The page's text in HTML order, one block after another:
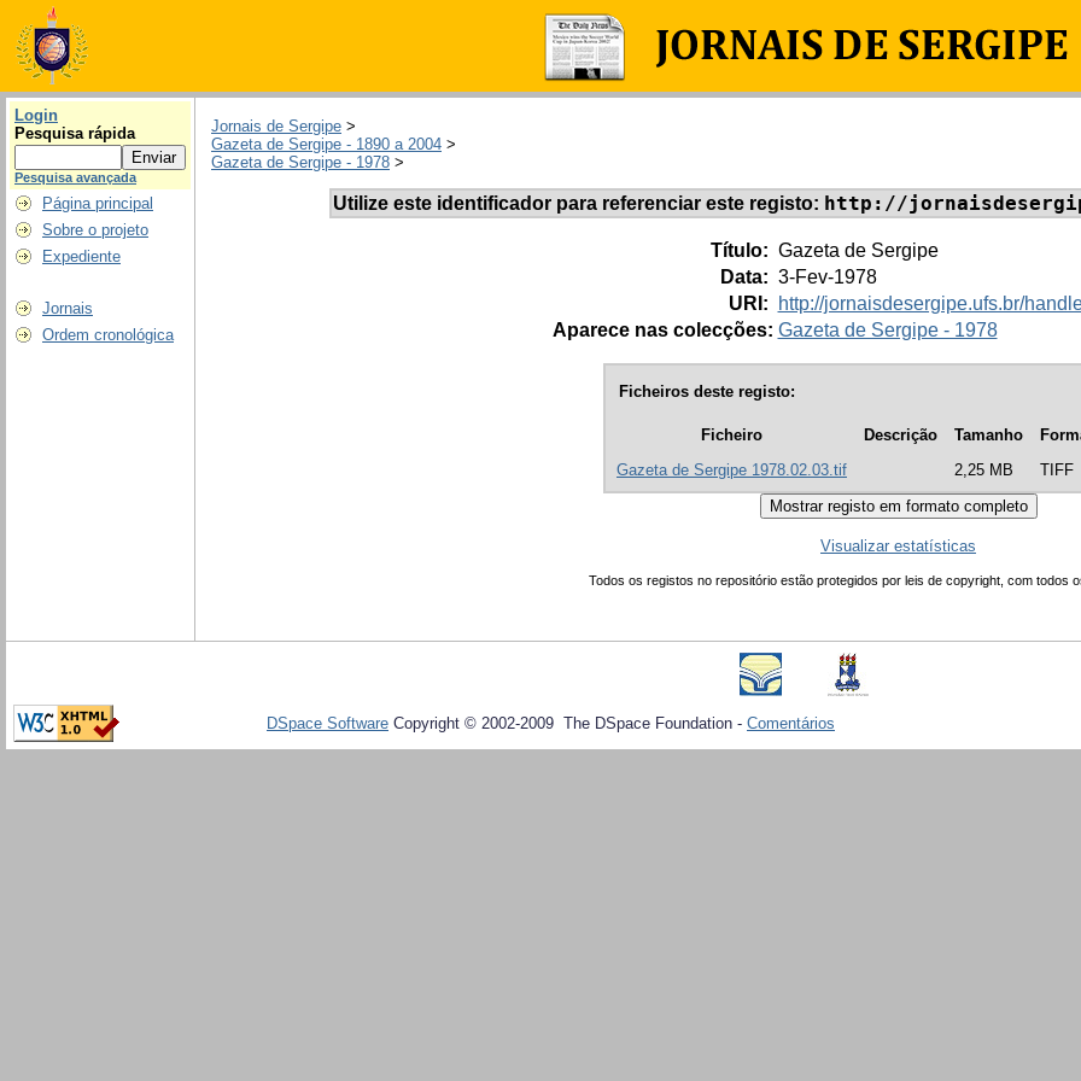
Login
Pesquisa rápida
Pesquisa avançada
Página principal
Sobre o projeto
Expediente
Jornais
Ordem cronológica
Jornais de Sergipe >
Gazeta de Sergipe - 1890 a 2004 >
Gazeta de Sergipe - 1978 >
Utilize este identificador para referenciar este registo: http://
Título: Gazeta de Sergipe
Data: 3-Fev-1978
URI:
http://jornaisdesergipe.ufs.br/
Aparece nas colecções: Gazeta de Sergipe - 1978
Ficheiros deste registo:
Ficheiro Descrição Tamanho
Gazeta de Sergipe 1978.02.03.tif
2,25 MB TIFF
Visualizar estatísticas
Todos os registos no repositório estão protegidos por leis de copyright, com todos
DSpace Software Copyright © 2002-2009 The DSpace Foundation - Comentários